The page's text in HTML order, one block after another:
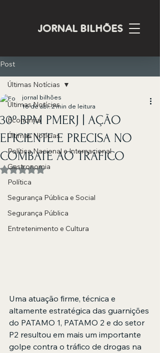
JORNAL BILHÕES
Post
Últimas Notícias
Economia
Últimas Notícias
Política Nacional e Internacional
Gastronomia
Política
Segurança Pública e Social
Segurança Pública
Entretenimento e Cultura
Últimas Notícias
30º BPM PMERJ | AÇÃO
EFICIENTE E PRECISA NO
COMBATE AO TRÁFICO
jornal bilhões
16 de abr.2 min de leitura
Avaliado com NaN de 5 estrelas.
Uma atuação firme, técnica e
altamente estratégica das guarnições
do PATAMO 1, PATAMO 2 e do setor
P2 resultou em mais um importante
golpe contra o tráfico de drogas na